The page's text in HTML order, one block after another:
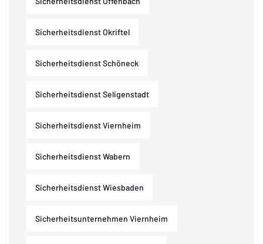
Sicherheitsdienst Okriftel
Sicherheitsdienst Schöneck
Sicherheitsdienst Seligenstadt
Sicherheitsdienst Viernheim
Sicherheitsdienst Wabern
Sicherheitsdienst Wiesbaden
Sicherheitsunternehmen Viernheim